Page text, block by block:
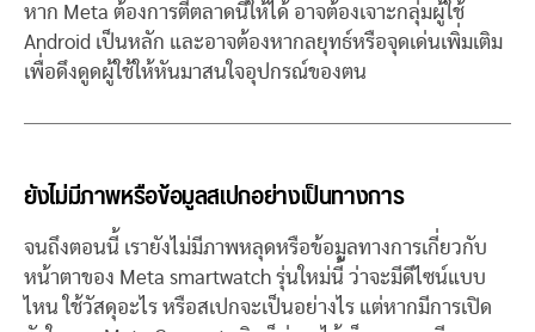
หาก Meta ต้องการตีตลาดนี้ให้ได้ อาจต้องเจาะกลุ่มผู้ใช้
Android เป็นหลัก และอาจต้องหากลยุทธ์หรือจุดเด่นเพิ่มเติม
เพื่อดึงดูดผู้ใช้ให้หันมาสนใจอุปกรณ์ของตน
ยังไม่มีภาพหรือข้อมูลสเปกอย่างเป็นทางการ
จนถึงตอนนี้ เรายังไม่มีภาพหลุดหรือข้อมูลทางการเกี่ยวกับ
หน้าตาของ Meta smartwatch รุ่นใหม่นี้ ว่าจะมีดีไซน์แบบ
ไหน ใช้วัสดุอะไร หรือสเปกจะเป็นอย่างไร แต่หากมีการเปิด